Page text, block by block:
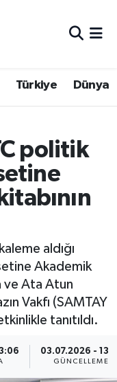
Türkiye Dünya
politik
aldığı
Akademik
ve Ata Atun
Vakfı (SAMTAY
tanıtıldı.
03.07.2026 -
GÜNCELLEME